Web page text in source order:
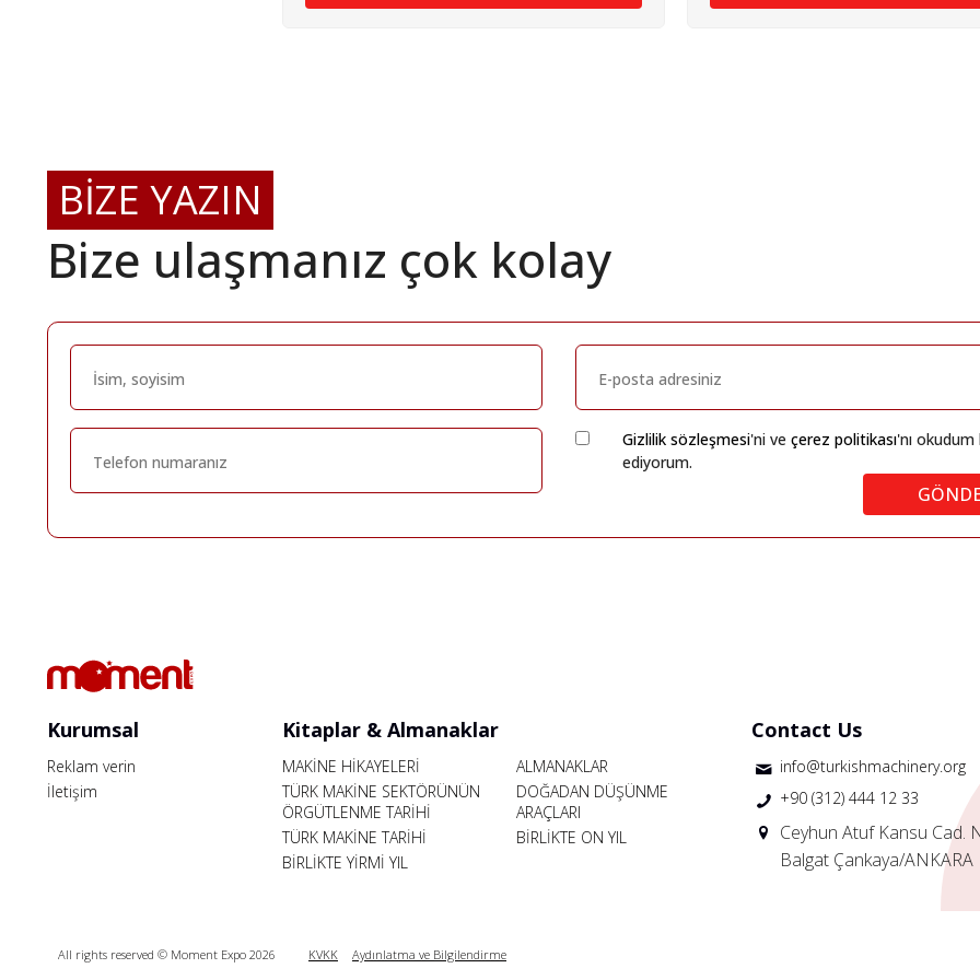
BİZE YAZIN
Bize ulaşmanız çok kolay
Gizlilik sözleşmesi'ni ve çerez politikası'nı okudum
ediyorum.
Kurumsal
Reklam verin
İletişim
Kitaplar & Almanaklar
MAKİNE HİKAYELERİ
ALMANAKLAR
TÜRK MAKİNE SEKTÖRÜNÜN
ÖRGÜTLENME TARİHİ
DOĞADAN DÜŞÜNME
ARAÇLARI
TÜRK MAKİNE TARİHİ
BİRLİKTE ON YIL
BİRLİKTE YİRMİ YIL
Contact Us
info@turkishmachinery.org
+90 (312) 444 12 33
Ceyhun Atuf Kansu Cad.
Balgat Çankaya/ANKARA
All rights reserved © Moment Expo 2026 KVKK Aydınlatma ve Bilgilendirme